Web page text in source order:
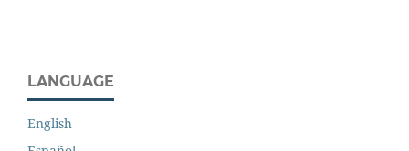
LANGUAGE
English